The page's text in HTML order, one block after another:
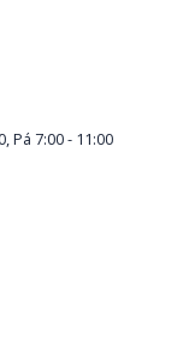
Pá 7:00 - 11:00